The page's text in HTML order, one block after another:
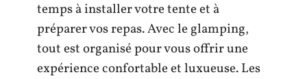
temps à installer votre tente et à
préparer vos repas. Avec le glamping,
tout est organisé pour vous offrir une
expérience confortable et luxueuse. Les